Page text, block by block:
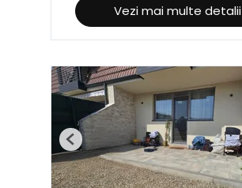
Vezi mai multe detalii
Previous